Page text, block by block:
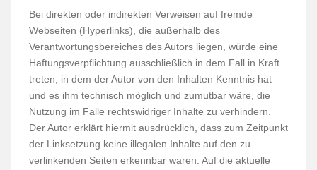
Bei direkten oder indirekten Verweisen auf fremde
Webseiten (Hyperlinks), die außerhalb des
Verantwortungsbereiches des Autors liegen, würde eine
Haftungsverpflichtung ausschließlich in dem Fall in Kraft
treten, in dem der Autor von den Inhalten Kenntnis hat
und es ihm technisch möglich und zumutbar wäre, die
Nutzung im Falle rechtswidriger Inhalte zu verhindern.
Der Autor erklärt hiermit ausdrücklich, dass zum Zeitpunkt
der Linksetzung keine illegalen Inhalte auf den zu
verlinkenden Seiten erkennbar waren. Auf die aktuelle